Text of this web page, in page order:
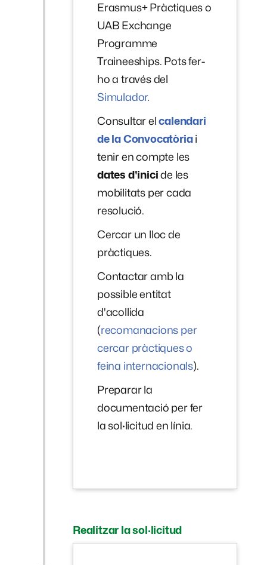
Erasmus+ Pràctiques o
UAB Exchange
Programme
Traineeships. Pots fer-
ho a través del
Simulador.
Consultar elcalendari
de la Convocatòriai
tenir en compte les
dates d'inicide les
mobilitats per cada
resolució.
Cercar un lloc de
pràctiques.
Contactar amb la
possible entitat
d'acollida
(recomanacions per
cercar pràctiques o
feina internacionals).
Preparar la
documentació per fer
la sol·licitud en línia.
Realitzar la sol·licitud